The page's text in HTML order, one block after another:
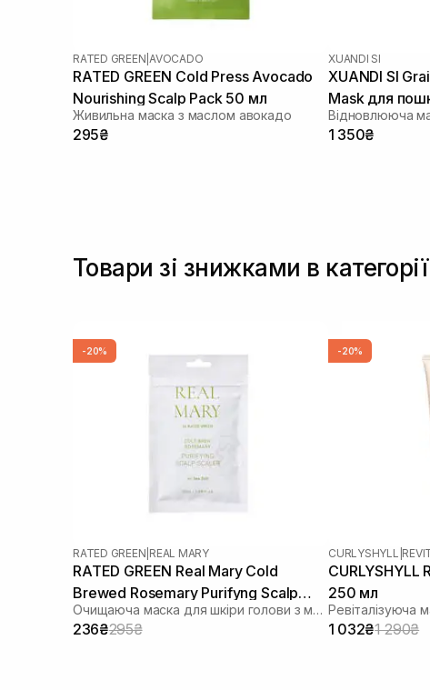
RATED GREEN AVOCADO
RATED GREEN Cold Press Avocado
Nourishing Scalp Pack 50 мл
Живильна маска з маслом авокадо
295₴
XUANDI SI
XUANDI SI
Mask для
300 мл
Відновлююча
1 350₴
Товари зі знижками в
-20%
RATED GREEN REAL MARY
RATED GREEN Real Mary Cold
Brewed Rosemary Purifyng Scalp
Scaler 50 мл
Очищаюча маска для шкіри голови з морською сіллю
236₴295₴
-20%
CURLYSHYLL
CURLYSHYLL
250 мл
1 032₴1 290₴